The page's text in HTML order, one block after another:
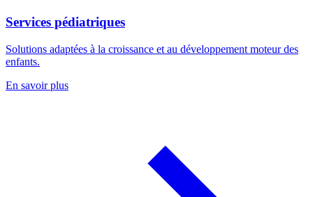
Services pédiatriques
Solutions adaptées à la croissance et au développement moteur des
enfants.
En savoir plus